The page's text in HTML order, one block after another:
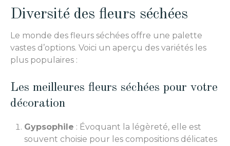
Diversité des fleurs séchées
Le monde des fleurs séchées offre une palette
vastes d’options. Voici un aperçu des variétés les
plus populaires :
Les meilleures fleurs séchées pour votre
décoration
Gypsophile : Évoquant la légèreté, elle est
souvent choisie pour les compositions délicates